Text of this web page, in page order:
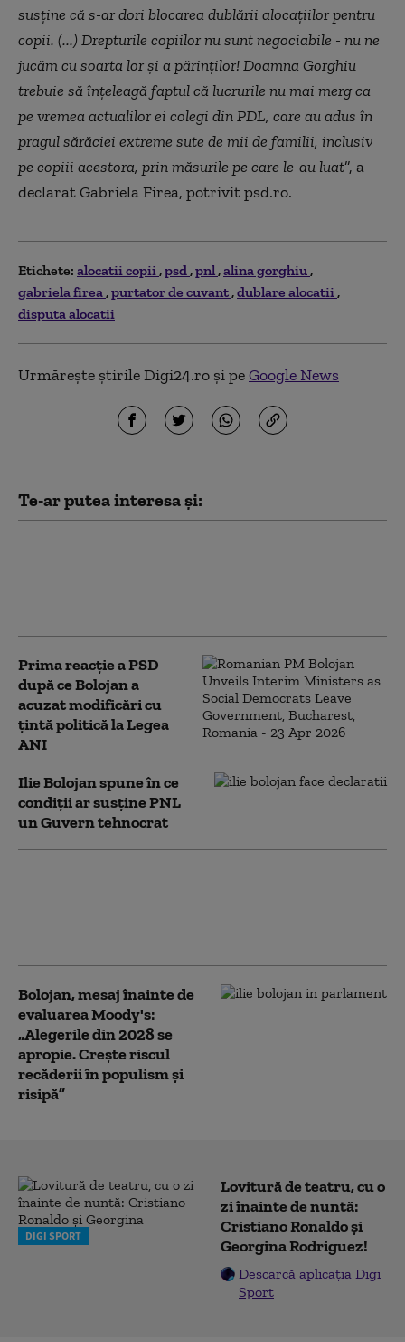
susţine că s-ar dori blocarea dublării alocaţiilor pentru
copii. (...) Drepturile copiilor nu sunt negociabile - nu ne
jucăm cu soarta lor şi a părinţilor! Doamna Gorghiu
trebuie să înţeleagă faptul că lucrurile nu mai merg ca
pe vremea actualilor ei colegi din PDL, care au adus în
pragul sărăciei extreme sute de mii de familii, inclusiv
pe copiii acestora, prin măsurile pe care le-au luat”, a
declarat Gabriela Firea, potrivit psd.ro.
Etichete: alocatii copii psd pnl alina gorghiu
gabriela firea purtator de cuvant dublare alocatii
disputa alocatii
Urmărește știrile Digi24.ro și peGoogle News
Te-ar putea interesa și:
Prima reacție a PSD
după ce Bolojan a
acuzat modificări cu
țintă politică la Legea
ANI
Ilie Bolojan spune în ce
condiții ar susține PNL
un Guvern tehnocrat
Bolojan, mesaj înainte de
evaluarea Moody's:
„Alegerile din 2028 se
apropie. Crește riscul
recăderii în populism și
risipă”
DIGI SPORT
Lovitură de teatru, cu o
zi înainte de nuntă:
Cristiano Ronaldo și
Georgina Rodriguez!
Descarcă aplicația Digi
Sport